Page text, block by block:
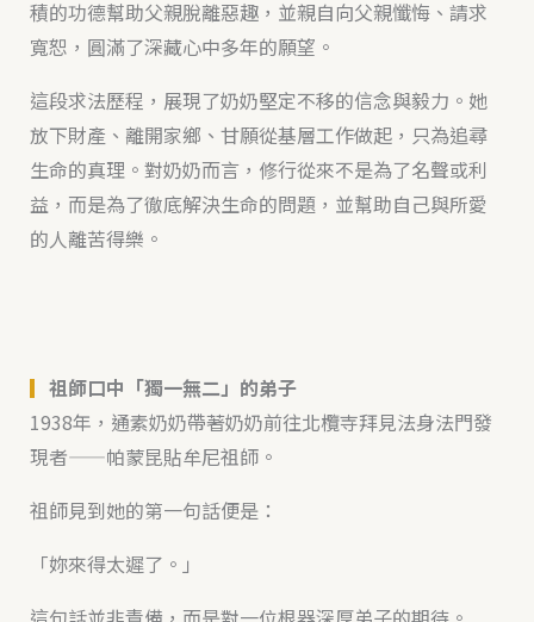
積的功德幫助父親脫離惡趣，並親自向父親懺悔、請求
寬恕，圓滿了深藏心中多年的願望。
這段求法歷程，展現了奶奶堅定不移的信念與毅力。她
放下財產、離開家鄉、甘願從基層工作做起，只為追尋
生命的真理。對奶奶而言，修行從來不是為了名聲或利
益，而是為了徹底解決生命的問題，並幫助自己與所愛
的人離苦得樂。
▎ 祖師口中「獨一無二」的弟子
1938年，通素奶奶帶著奶奶前往北欖寺拜見法身法門發
現者——帕蒙昆貼牟尼祖師。
祖師見到她的第一句話便是：
「妳來得太遲了。」